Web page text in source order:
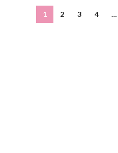
1 2 3 4 …